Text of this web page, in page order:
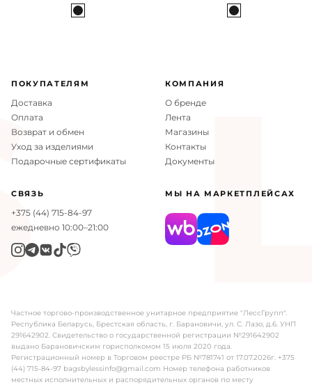
ПОКУПАТЕЛЯМ
Доставка
Оплата
Возврат и обмен
Уход за изделиями
Подарочные сертификаты
КОМПАНИЯ
О бренде
Лента
Магазины
Контакты
Документы
СВЯЗЬ
+375 (44) 715-84-97
ежедневно 10:00–21:00
МЫ НА МАРКЕТПЛЕЙСАХ
Частное торгово-производственное унитарное предприятие "ЛессГрупп".
Республика Беларусь, Брестская область, г. Барановичи, ул. С. Лазо, д.6. УНП
291642902. Свидетельство о государственной регистрации №291642902
выдано Барановичским горисполкомом 15 июля 2020 года.
Регистрационный номер в Торговом реестре РБ №781741 от 17.07.2026г. +375
(44) 715-84-97 bagsbylessinfo@gmail.com Номер телефона работников
местных исполнительных и распорядительных органов по месту